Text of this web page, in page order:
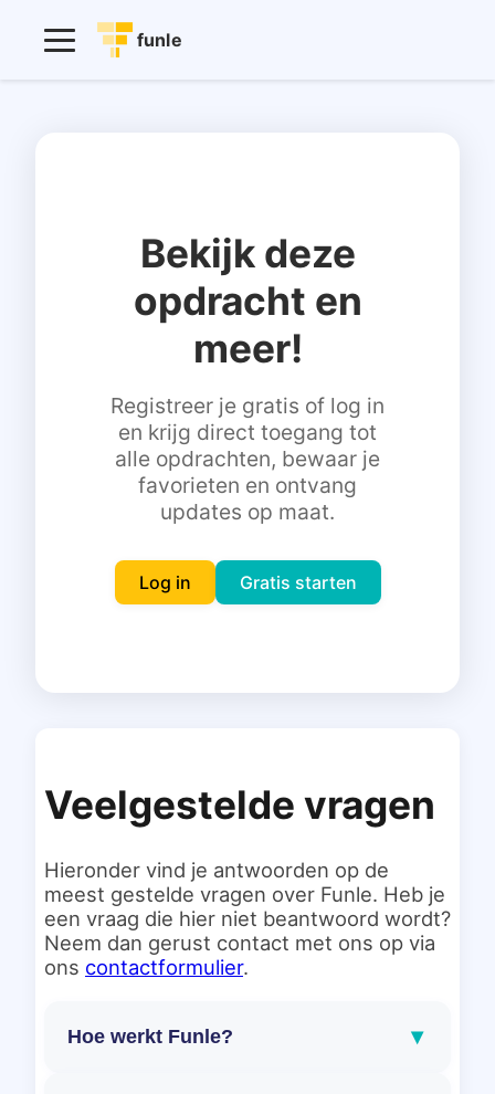
funle
Inloggen
Gratis starten
Bekijk deze
opdracht en
meer!
Registreer je gratis of log in
en krijg direct toegang tot
alle opdrachten, bewaar je
favorieten en ontvang
updates op maat.
Log in Gratis starten
Veelgestelde vragen
Hieronder vind je antwoorden op de
meest gestelde vragen over Funle. Heb je
een vraag die hier niet beantwoord wordt?
Neem dan gerust contact met ons op via
ons contactformulier.
Hoe werkt Funle? ▾